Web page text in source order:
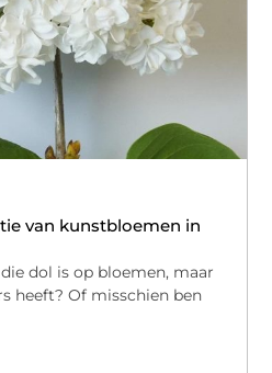
van kunstbloemen in
dol is op bloemen, maar
heeft? Of misschien ben